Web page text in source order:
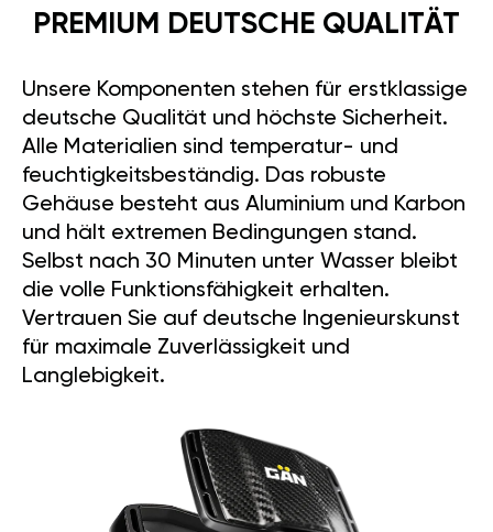
PREMIUM DEUTSCHE QUALITÄT
Unsere Komponenten stehen für erstklassige
deutsche Qualität und höchste Sicherheit.
Alle Materialien sind temperatur- und
feuchtigkeitsbeständig. Das robuste
Gehäuse besteht aus Aluminium und Karbon
und hält extremen Bedingungen stand.
Selbst nach 30 Minuten unter Wasser bleibt
die volle Funktionsfähigkeit erhalten.
Vertrauen Sie auf deutsche Ingenieurskunst
für maximale Zuverlässigkeit und
Langlebigkeit.